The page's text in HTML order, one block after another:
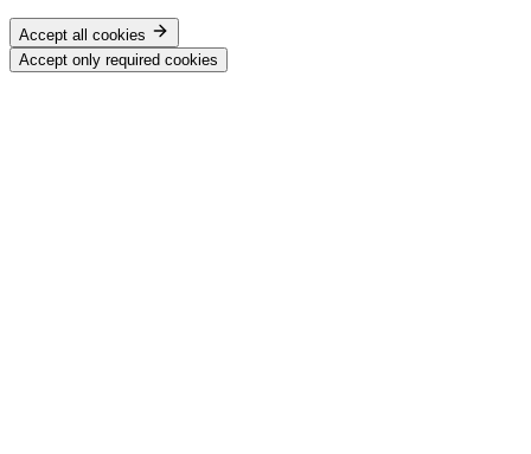
Accept all cookies
Accept only required cookies